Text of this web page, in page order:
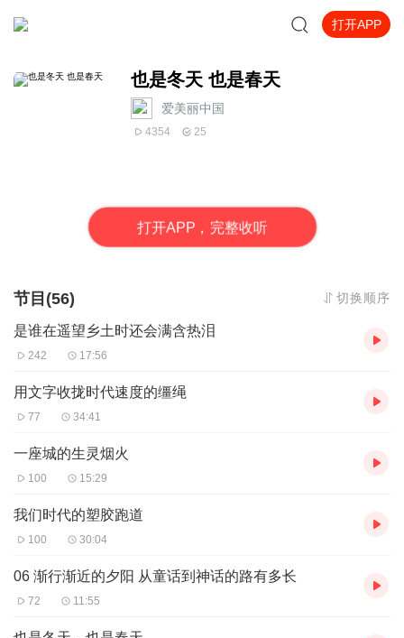
打开APP
也是冬天 也是春天
爱美丽中国
4354 25
打开APP，完整收听
节目(56) 切换顺序
是谁在遥望乡土时还会满含热泪
242 17:56
用文字收拢时代速度的缰绳
77 34:41
一座城的生灵烟火
100 15:29
我们时代的塑胶跑道
100 30:04
06 渐行渐近的夕阳 从童话到神话的路有多长
72 11:55